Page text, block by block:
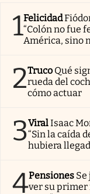
1Felicidad
“Colón no fue
América, sino
2Truco Qué
rueda del
cómo actuar
3ViralIsaac
“Sin la caída
hubiera
4Pensiones Se
ver su primer